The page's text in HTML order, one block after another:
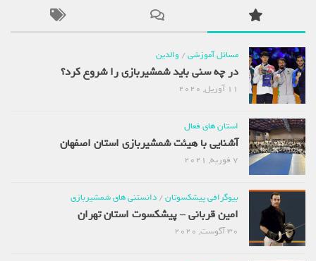
مسائل آموزشی/ والدین
در چه سنی باید شمشیربازی را شروع کرد؟
11 آوریل, 2020
استان های فعال
آشنایی با هیئت شمشیربازی استان اصفهان
7 فوریه, 2021
بیوگرافی پیشکسوتان/ دانستنی های شمشیربازی
امین قربانی – پیشکسوت استان تهران
30 آگوست, 2020